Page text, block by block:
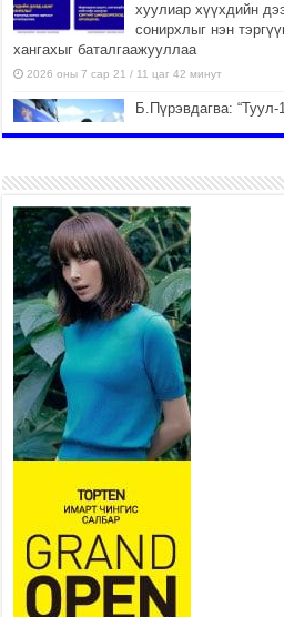
хуулиар хүүхдийн
сонирхлыг нэн
хангахыг баталгаажууллаа
2026 оны 7 сар 21 / 11 цаг 42 минут
Б.Пүрэвдагва: “Туул-
2026 оны 7 сар 21 / 10 цаг 15 минут
НИЙСЛЭЛ, АЙМГИЙН
УДИРДЛАГУУДЫН
ХҮНД СУРТЛЫГ
ИРГЭД, АЖ АХУЙН
АЧААГ ХЭРХЭН ХӨНГӨЛСНӨӨР
2026 оны 7 сар 21 / 10 цаг 09 минут
Байнгын хорооны
М.Мандхай
тэмцэх тухай НҮБ-ын
конвенцын талуудын
бага хурал (СОР17)-ын бэлтгэл ажлын
танилцлаа
2026 оны 7 сар 21 / 10 цаг 03 минут
Б.Пүрэвдагва: Бүтээн байгуулалтын
ажил инженерийн хангамжийн
уялдаа холбоогүйгээс саатах ёсгүй
2026 оны 7 сар 20 / 17 цаг 21 минут